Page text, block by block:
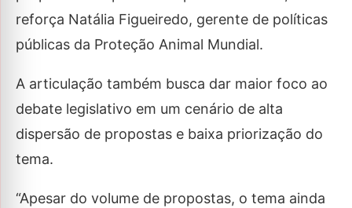
reforça Natália Figueiredo, gerente de políticas
públicas da Proteção Animal Mundial.
A articulação também busca dar maior foco ao
debate legislativo em um cenário de alta
dispersão de propostas e baixa priorização do
tema.
“Apesar do volume de propostas, o tema ainda